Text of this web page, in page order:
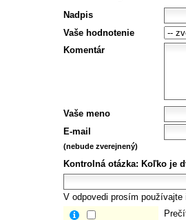
Nadpis
Vaše hodnotenie
Komentár
Vaše meno
E-mail
(nebude zverejnený)
Kontrolná otázka: Koľko je
V odpovedi prosím